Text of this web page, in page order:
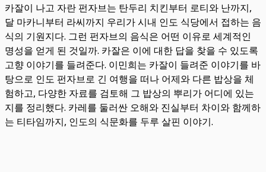
카잘이 나고 자란 펀자브는 탄두리 치킨부터 로티와 난까지,
달 마카니부터 라씨까지 우리가 시내 인도 식당에서 접하는 음
식의 기원지다. 그런 펀자브의 음식은 어떤 이유로 세계적인
명성을 얻게 된 것일까. 카잘은 이에 대한 답을 찾을 수 있도록
고향 이야기를 들려준다. 이민희는 카잘이 들려준 이야기를 바
탕으로 인도 펀자브로 긴 여행을 떠나 어제와 다른 밥상을 체
험하고, 다양한 자료를 검토해 그 밥상의 뿌리가 어디에 있는
지를 정리했다. 카레를 둘러싼 오해와 진실부터 차이와 함께하
는 티타임까지, 인도의 식문화를 두루 살핀 이야기.